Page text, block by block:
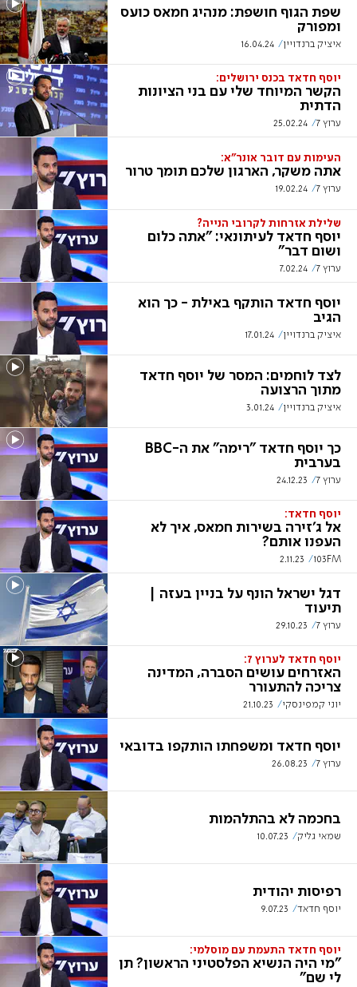
שפת הגוף חושפת: מנהיג חמאס כועס
ומפורק
איציק ברנדויין 16.04.24
יוסף חדאד בכנס ירושלים:
הקשר המיוחד שלי עם בני הציונות
הדתית
ערוץ 7 25.02.24
העימות עם דובר אונר"א:
אתה משקר, הארגון שלכם תומך טרור
ערוץ 7 19.02.24
שלילת אזרחות לקרובי הנייה?
יוסף חדאד לעיתונאי: "אתה כלום
ושום דבר"
ערוץ 7 7.02.24
יוסף חדאד הותקף באילת - כך הוא
הגיב
איציק ברנדויין 17.01.24
לצד לוחמים: המסר של יוסף חדאד
מתוך הרצועה
איציק ברנדויין 3.01.24
כך יוסף חדאד "רימה" את ה-BBC
בערבית
ערוץ 7 24.12.23
יוסף חדאד:
אל ג'זירה בשירות חמאס, איך לא
העפנו אותם?
103FM
2.11.23
דגל ישראל הונף על בניין בעזה |
תיעוד
ערוץ 7 29.10.23
יוסף חדאד לערוץ 7:
האזרחים עושים הסברה, המדינה
צריכה להתעורר
יוני קמפינסקי 21.10.23
יוסף חדאד ומשפחתו הותקפו בדובאי
ערוץ 7 26.08.23
בחכמה לא בהתלהמות
שמאי גליק 10.07.23
רפיסות יהודית
יוסף חדאד 9.07.23
יוסף חדאד התעמת עם מוסלמי:
"מי היה הנשיא הפלסטיני הראשון? תן
לי שם"